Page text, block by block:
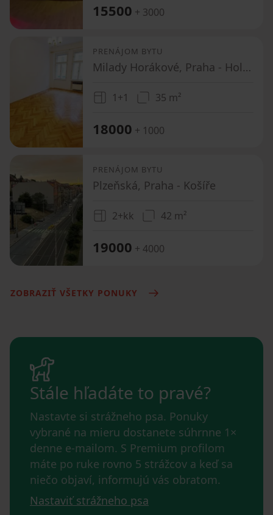
15500 + 3000
PRENÁJOM BYTU
Milady Horákové, Praha - Holešovice
1+1 35 m²
18000 + 1000
PRENÁJOM BYTU
Plzeňská, Praha - Košíře
2+kk 42 m²
19000 + 4000
ZOBRAZIŤ VŠETKY PONUKY
Stále hľadáte to pravé?
Nastavte si strážneho psa. Ponuky
vybrané na mieru dostanete súhrnne 1×
denne e-mailom. S Premium profilom
máte po ruke rovno 5 strážcov a keď sa
niečo objaví, informujú vás obratom.
Nastaviť strážneho psa